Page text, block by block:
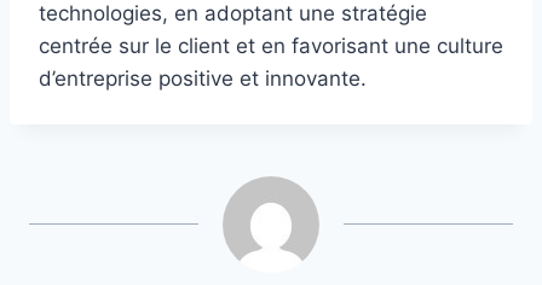
technologies, en adoptant une stratégie
centrée sur le client et en favorisant une culture
d’entreprise positive et innovante.